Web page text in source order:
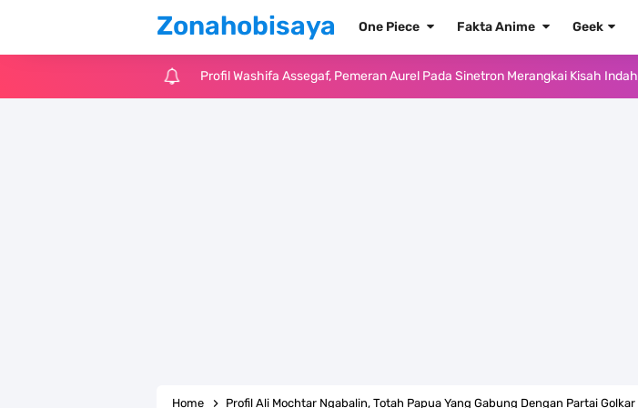
Zonahobisaya One Piece Fakta Anime Geek
Resep Martabak Manis, Cemilan Enak Yang Memiliki Nama Lain Terang Bulan
Home Profil Ali Mochtar Ngabalin, Totah Papua Yang Gabung Dengan Partai Golkar